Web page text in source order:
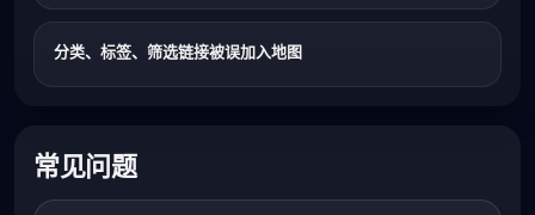
分类、标签、筛选链接被误加入地图
常见问题